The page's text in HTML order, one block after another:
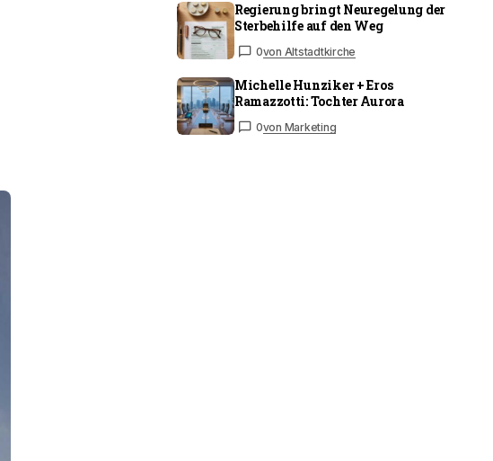
Regierung bringt Neuregelung der
Sterbehilfe auf den Weg
0von Altstadtkirche
Michelle Hunziker + Eros
Ramazzotti: Tochter Aurora
0von Marketing